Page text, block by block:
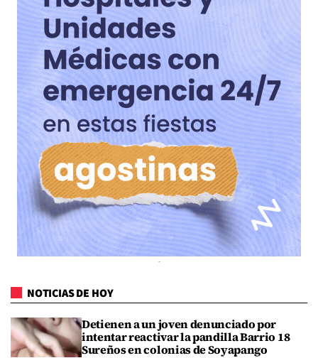
NOTICIAS DE HOY
Detienen a un joven denunciado por
intentar reactivar la pandilla Barrio 18
Sureños en colonias de Soyapango